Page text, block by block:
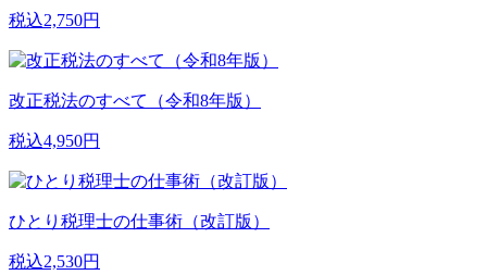
税込2,750円
改正税法のすべて（令和8年版）
税込4,950円
ひとり税理士の仕事術（改訂版）
税込2,530円